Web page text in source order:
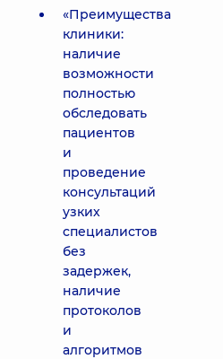
«Преимущества
клиники:
наличие
возможности
полностью
обследовать
пациентов
и
проведение
консультаций
узких
специалистов
без
задержек,
наличие
протоколов
и
алгоритмов